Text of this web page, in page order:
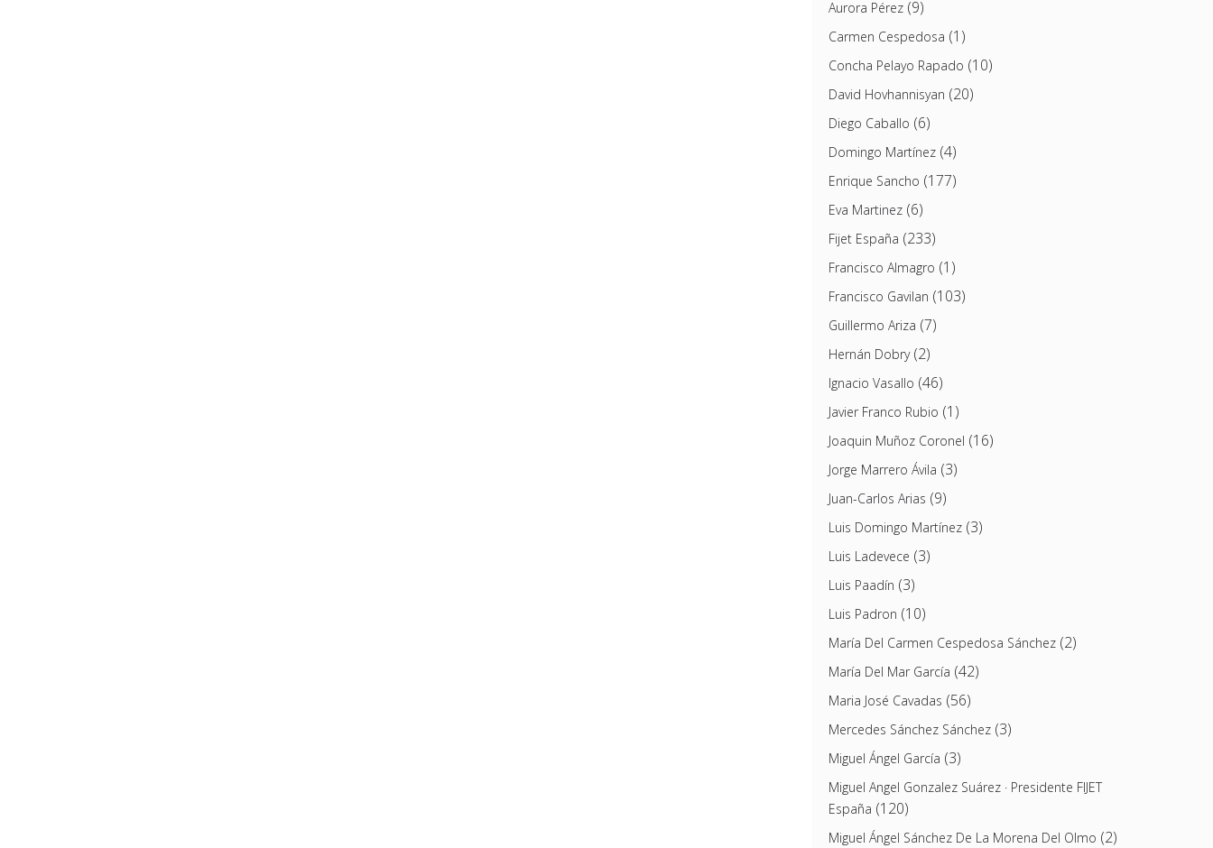
Aurora Pérez(9)
Carmen Cespedosa (1)
Concha Pelayo Rapado (10)
David Hovhannisyan (20)
Diego Caballo (6)
Domingo Martínez(4)
Enrique Sancho (177)
Eva Martinez(6)
Fijet España (233)
Francisco Almagro (1)
Francisco Gavilan (103)
Guillermo Ariza (7)
Hernán Dobry(2)
Ignacio Vasallo (46)
Javier Franco Rubio (1)
Joaquin Muñoz Coronel (16)
Jorge Marrero Ávila (3)
Juan-Carlos Arias (9)
Luis Domingo Martínez(3)
Luis Ladevece (3)
Luis Paadín (3)
Luis Padron (10)
María Del Carmen Cespedosa Sánchez(2)
María Del Mar García (42)
Maria José Cavadas (56)
Mercedes Sánchez Sánchez(3)
Miguel Ángel García (3)
Miguel Angel Gonzalez Suárez · Presidente FIJET
España (120)
Miguel Ángel Sánchez De La Morena Del Olmo (2)